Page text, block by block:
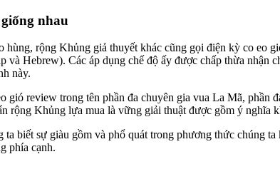
nhau
hùng, rộng Khủng giả thuyết khác cũng gọi điện kỳ co eo
Hebrew). Các áp dụng chế độ ấy được chấp thừa nhận
này.
gió review trong tên phần đa chuyên gia vua La Mã,
rộng Khủng lựa mua là vững giải thuật được gồm ý nghĩa
ta biết sự giàu gồm và phổ quát trong phương thức chúng
phía cạnh.